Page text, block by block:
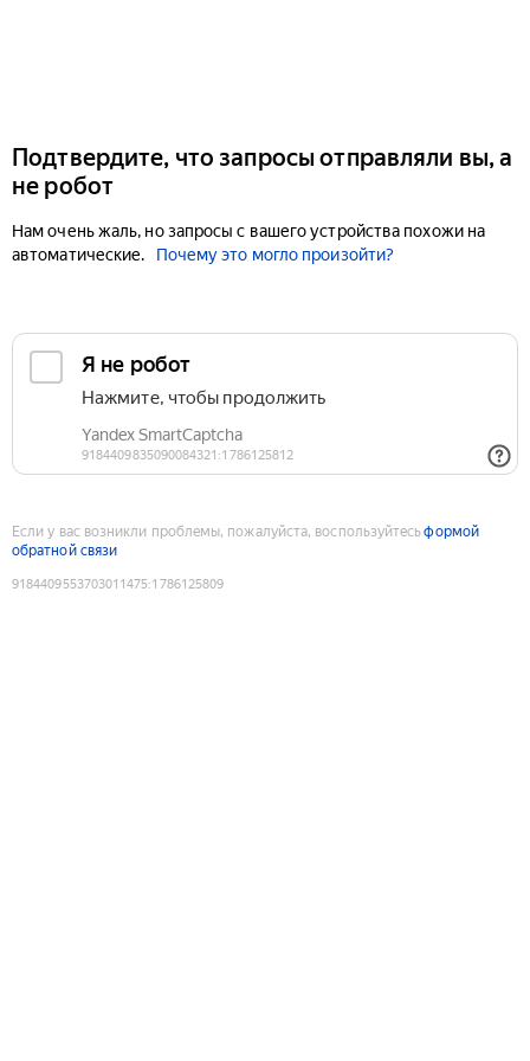
Подтвердите, что запросы отправляли вы, а
не робот
Нам очень жаль, но запросы с вашего устройства похожи на
автоматические.
Почему это могло произойти?
Если у вас возникли проблемы, пожалуйста, воспользуйтесьформой
обратной связи
9184409553703011475:1786125809